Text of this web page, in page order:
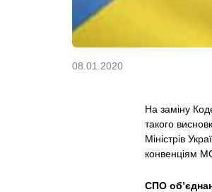
08.01.2020
На заміну
такого
Міністрів
конвенціям
СПО